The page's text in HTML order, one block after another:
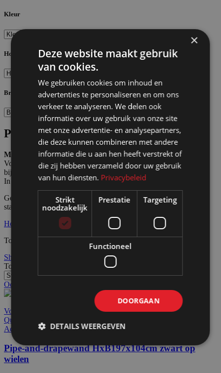
Kleur
Hoogte
Breedte
Pipe and drape wanden
Met stof meer sfeer
Voor het stijlvol decoreren of afschermen van evenement of
bijeenkomst wanden met gordijnen.
In 2 hoogtes en meerdere breedtes beschikbaar.
Gebruik het linker menu om snel te selecteren, alle huurwanden
staan altijd op wielen.
Home
Mobiele wanden
Toont alle 6 resultaten
Show sidebar
Toon
Ook te huur
Voeg toe aan offerteaanvraag
Quick view
Add to wishlist
Pipe-and-drapewand HxB197x104cm zwart op
wielen
×
Deze website maakt gebruik
van cookies.
We gebruiken cookies om inhoud en
advertenties te personaliseren en om ons
verkeer te analyseren. We delen ook
informatie over uw gebruik van onze site
met onze advertentie- en analysepartners,
die deze kunnen combineren met andere
informatie die u aan hen heeft verstrekt of
die zij hebben verzameld door uw gebruik
van hun diensten. Privacybeleid
Strikt
noodzakelijk
Prestatie Targeting
Functioneel
DOORGAAN
DETAILS WEERGEVEN